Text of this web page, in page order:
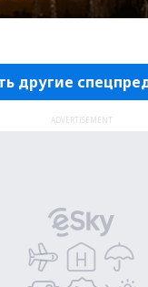
другие
ADVERTISEMENT